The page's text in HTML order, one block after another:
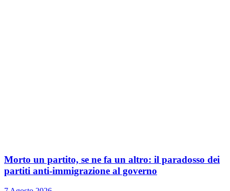
Morto un partito, se ne fa un altro: il paradosso dei
partiti anti-immigrazione al governo